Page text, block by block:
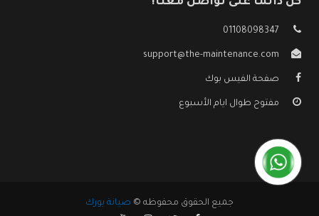
01108098347
support@the-maintenance.com
صفحة الفيس بوك
مفتوح طوال ايام الأسبوع
جميع الحقوق محفوظه © صيانة يورك